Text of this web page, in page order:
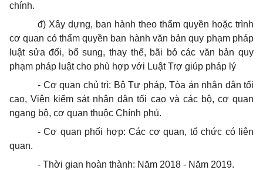
chính.
đ) Xây dựng, ban hành theo thẩm quyền hoặc trình
cơ quan có thẩm quyền ban hành văn bản quy phạm pháp
luật sửa đổi, bổ sung, thay thế, bãi bỏ các văn bản quy
phạm pháp luật cho phù hợp với Luật Trợ giúp pháp lý
- Cơ quan chủ trì: Bộ Tư pháp, Tòa án nhân dân tối
cao, Viện kiểm sát nhân dân tối cao và các bộ, cơ quan
ngang bộ, cơ quan thuộc Chính phủ.
- Cơ quan phối hợp: Các cơ quan, tổ chức có liên
quan.
- Thời gian hoàn thành: Năm 2018 - Năm 2019.